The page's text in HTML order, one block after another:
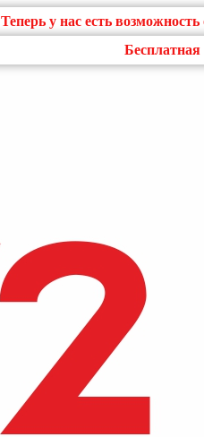
Теперь у нас есть
Бесплатная